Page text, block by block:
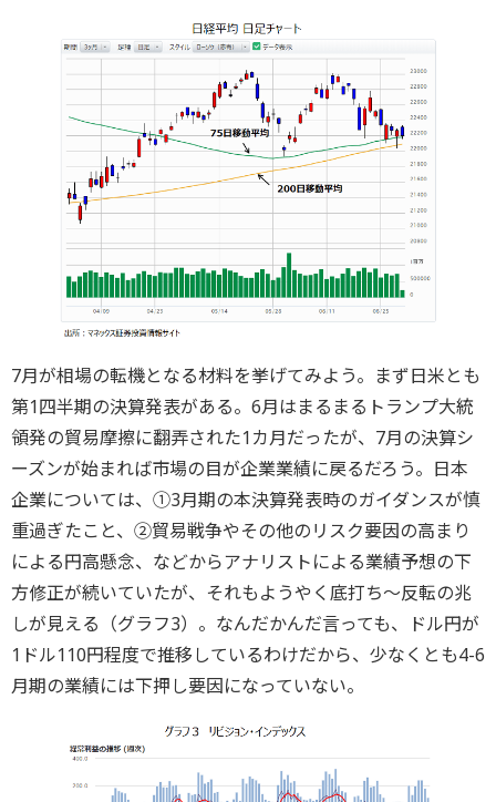
7月が相場の転機となる材料を挙げてみよう。まず日米とも
第1四半期の決算発表がある。6月はまるまるトランプ大統
領発の貿易摩擦に翻弄された1カ月だったが、7月の決算シ
ーズンが始まれば市場の目が企業業績に戻るだろう。日本
企業については、①3月期の本決算発表時のガイダンスが慎
重過ぎたこと、②貿易戦争やその他のリスク要因の高まり
による円高懸念、などからアナリストによる業績予想の下
方修正が続いていたが、それもようやく底打ち～反転の兆
しが見える（グラフ3）。なんだかんだ言っても、ドル円が
1ドル110円程度で推移しているわけだから、少なくとも4-6
月期の業績には下押し要因になっていない。